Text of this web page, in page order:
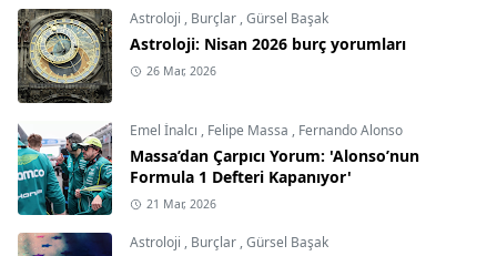
Astroloji , Burçlar ,Gürsel Başak
Astroloji: Nisan 2026 burç yorumları
26 Mar, 2026
Emel İnalcı , Felipe Massa , Fernando Alonso
Massa’dan Çarpıcı Yorum: 'Alonso’nun
Formula 1 Defteri Kapanıyor'
21 Mar, 2026
Astroloji , Burçlar ,Gürsel Başak